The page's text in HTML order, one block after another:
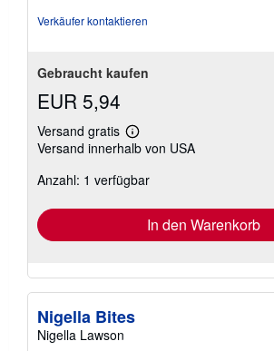
Verkäufer kontaktieren
Gebraucht kaufen
EUR 5,94
Versand gratis
Weitere
Informationen
Versandkosten
Versand innerhalb von USA
Anzahl: 1 verfügbar
In den Warenkorb
Nigella Bites
Nigella Lawson